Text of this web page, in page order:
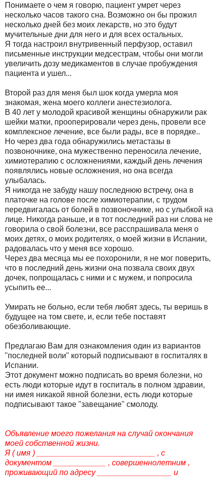
Понимаете о чем я говорю, пациент умрет через
несколько часов такого сна. Возможно он бы прожил
несколько дней без моих лекарств, но это будут
мучительные дни для него и для всех остальных.
Я тогда настроил внутривенный перфузор, оставил
письменные инструкции медсестрам, чтобы они могли
увеличить дозу медикаментов в случае пробуждения
пациента и ушел...
Второй раз для меня был шок когда умерла моя
знакомая, жена моего коллеги анестезиолога.
В 40 лет у молодой красивой женщины обнаружили рак
шейки матки, прооперировали через день, провели все
комплексное лечение, все были рады, все в порядке..
Но через два года обнаружились метастазы в
позвоночнике, она мужественно переносила лечение,
химиотерапию с осложнениями, каждый день лечения
появлялись новые осложнения, но она всегда
улыбалась.
Я никогда не забуду нашу последнюю встречу, она в
платочке на голове после химиотерапии, с трудом
передвигалась от болей в позвоночнике, но с улыбкой на
лице. Никогда раньше, и в тот последний раз ни слова не
говорила о свой болезни, все расспрашивала меня о
моих детях, о моих родителях, о моей жизни в Испании,
радовалась что у меня все хорошо.
Через два месяца мы ее похоронили, я не мог поверить,
что в последний день жизни она позвала своих двух
дочек, попрощалась с ними и с мужем, и попросила
усыпить ее...
Умирать не больно, если тебя любят здесь, ты веришь в
будущее на том свете, и, если тебе поставят
обезболивающие.
Предлагаю Вам для ознакомления один из вариантов
"последней воли" который подписывают в госпиталях в
Испании.
Этот документ можно подписать во время болезни, но
есть люди которые идут в госпиталь в полном здравии,
ни имея никакой явной болезни, есть люди которые
подписывают такое "завещание" смолоду.
Объявление моего пожелания на случай окончания
моей собственной жизни.
Я ( имя ) ___________________________ , с
документом ____________ , совершеннолетним ,
проживающий по адресу _________________ и